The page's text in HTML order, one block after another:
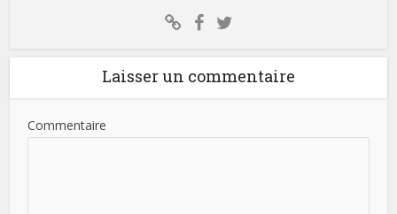
Laisser un commentaire
Commentaire